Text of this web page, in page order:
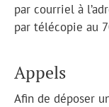
par courriel à
par télécopie au
Appels
Afin de déposer